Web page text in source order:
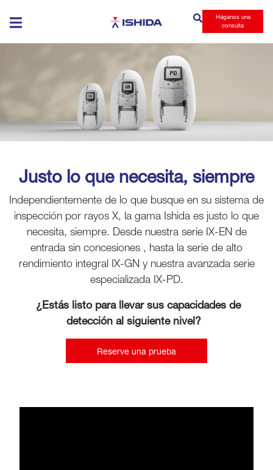
Háganos una
consulta
Justo lo que necesita, siempre
Independientemente de lo que busque en su sistema de
inspección por rayos X, la gama Ishida es justo lo que
necesita, siempre. Desde nuestra serie IX-EN de
entrada sin concesiones , hasta la serie de alto
rendimiento integral IX-GN y nuestra avanzada serie
especializada IX-PD.
¿Estás listo para llevar sus capacidades de
detección al siguiente nivel?
Reserve una prueba